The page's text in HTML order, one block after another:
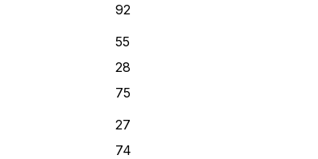
92
55
28
75
27
74